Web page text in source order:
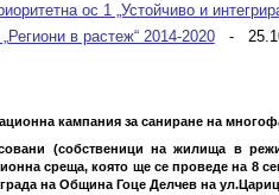
ос 1 „Устойчиво и
в растеж“ 2014-2020-
кампания за саниране на
(собственици на жилища в
среща, която ще се проведе на 8
на Община Гоце Делчев на